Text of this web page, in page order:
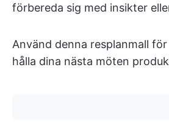
förbereda sig med insikter
Använd denna resplanmall
hålla dina nästa möten